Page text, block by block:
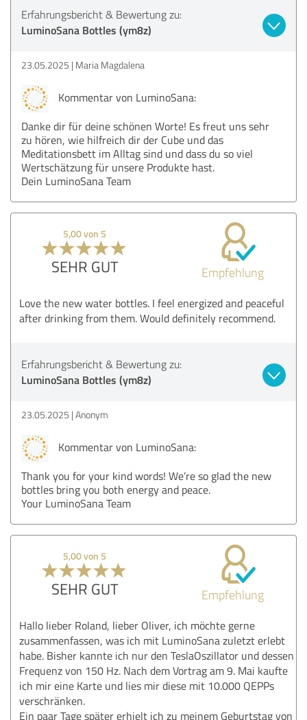
Erfahrungsbericht & Bewertung zu:
LuminoSana Bottles (ym8z)
23.05.2025 Maria Magdalena
Kommentar von LuminoSana:
Danke dir für deine schönen Worte! Es freut uns sehr
zu hören, wie hilfreich dir der Cube und das
Meditationsbett im Alltag sind und dass du so viel
Wertschätzung für unsere Produkte hast.
Dein LuminoSana Team
5,00 von 5
SEHR GUT Empfehlung
Love the new water bottles. I feel energized and peaceful
after drinking from them. Would definitely recommend.
Erfahrungsbericht & Bewertung zu:
LuminoSana Bottles (ym8z)
23.05.2025 Anonym
Kommentar von LuminoSana:
Thank you for your kind words! We’re so glad the new
bottles bring you both energy and peace.
Your LuminoSana Team
5,00 von 5
SEHR GUT Empfehlung
Hallo lieber Roland, lieber Oliver, ich möchte gerne
zusammenfassen, was ich mit LuminoSana zuletzt erlebt
habe. Bisher kannte ich nur den TeslaOszillator und dessen
Frequenz von 150 Hz. Nach dem Vortrag am 9. Mai kaufte
ich mir eine Karte und lies mir diese mit 10.000 QEPPs
verschränken.
Ein paar Tage später erhielt ich zu meinem Geburtstag von